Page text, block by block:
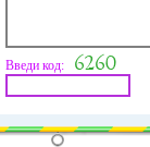
Введи код: